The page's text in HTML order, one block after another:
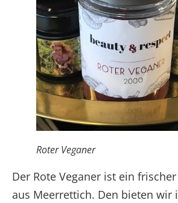
Roter Veganer
Der Rote Veganer ist ein
aus Meerrettich. Den bieten wir